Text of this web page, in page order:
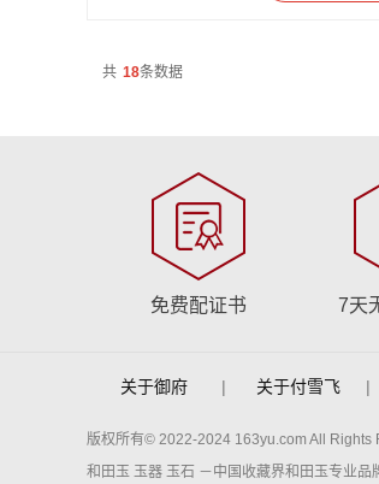
共 18条数据
免费配证书 7天
关于御府 | 关于付雪飞 |
版权所有© 2022-2024 163yu.com All Rights
和田玉 玉器 玉石 －中国收藏界和田玉专业品